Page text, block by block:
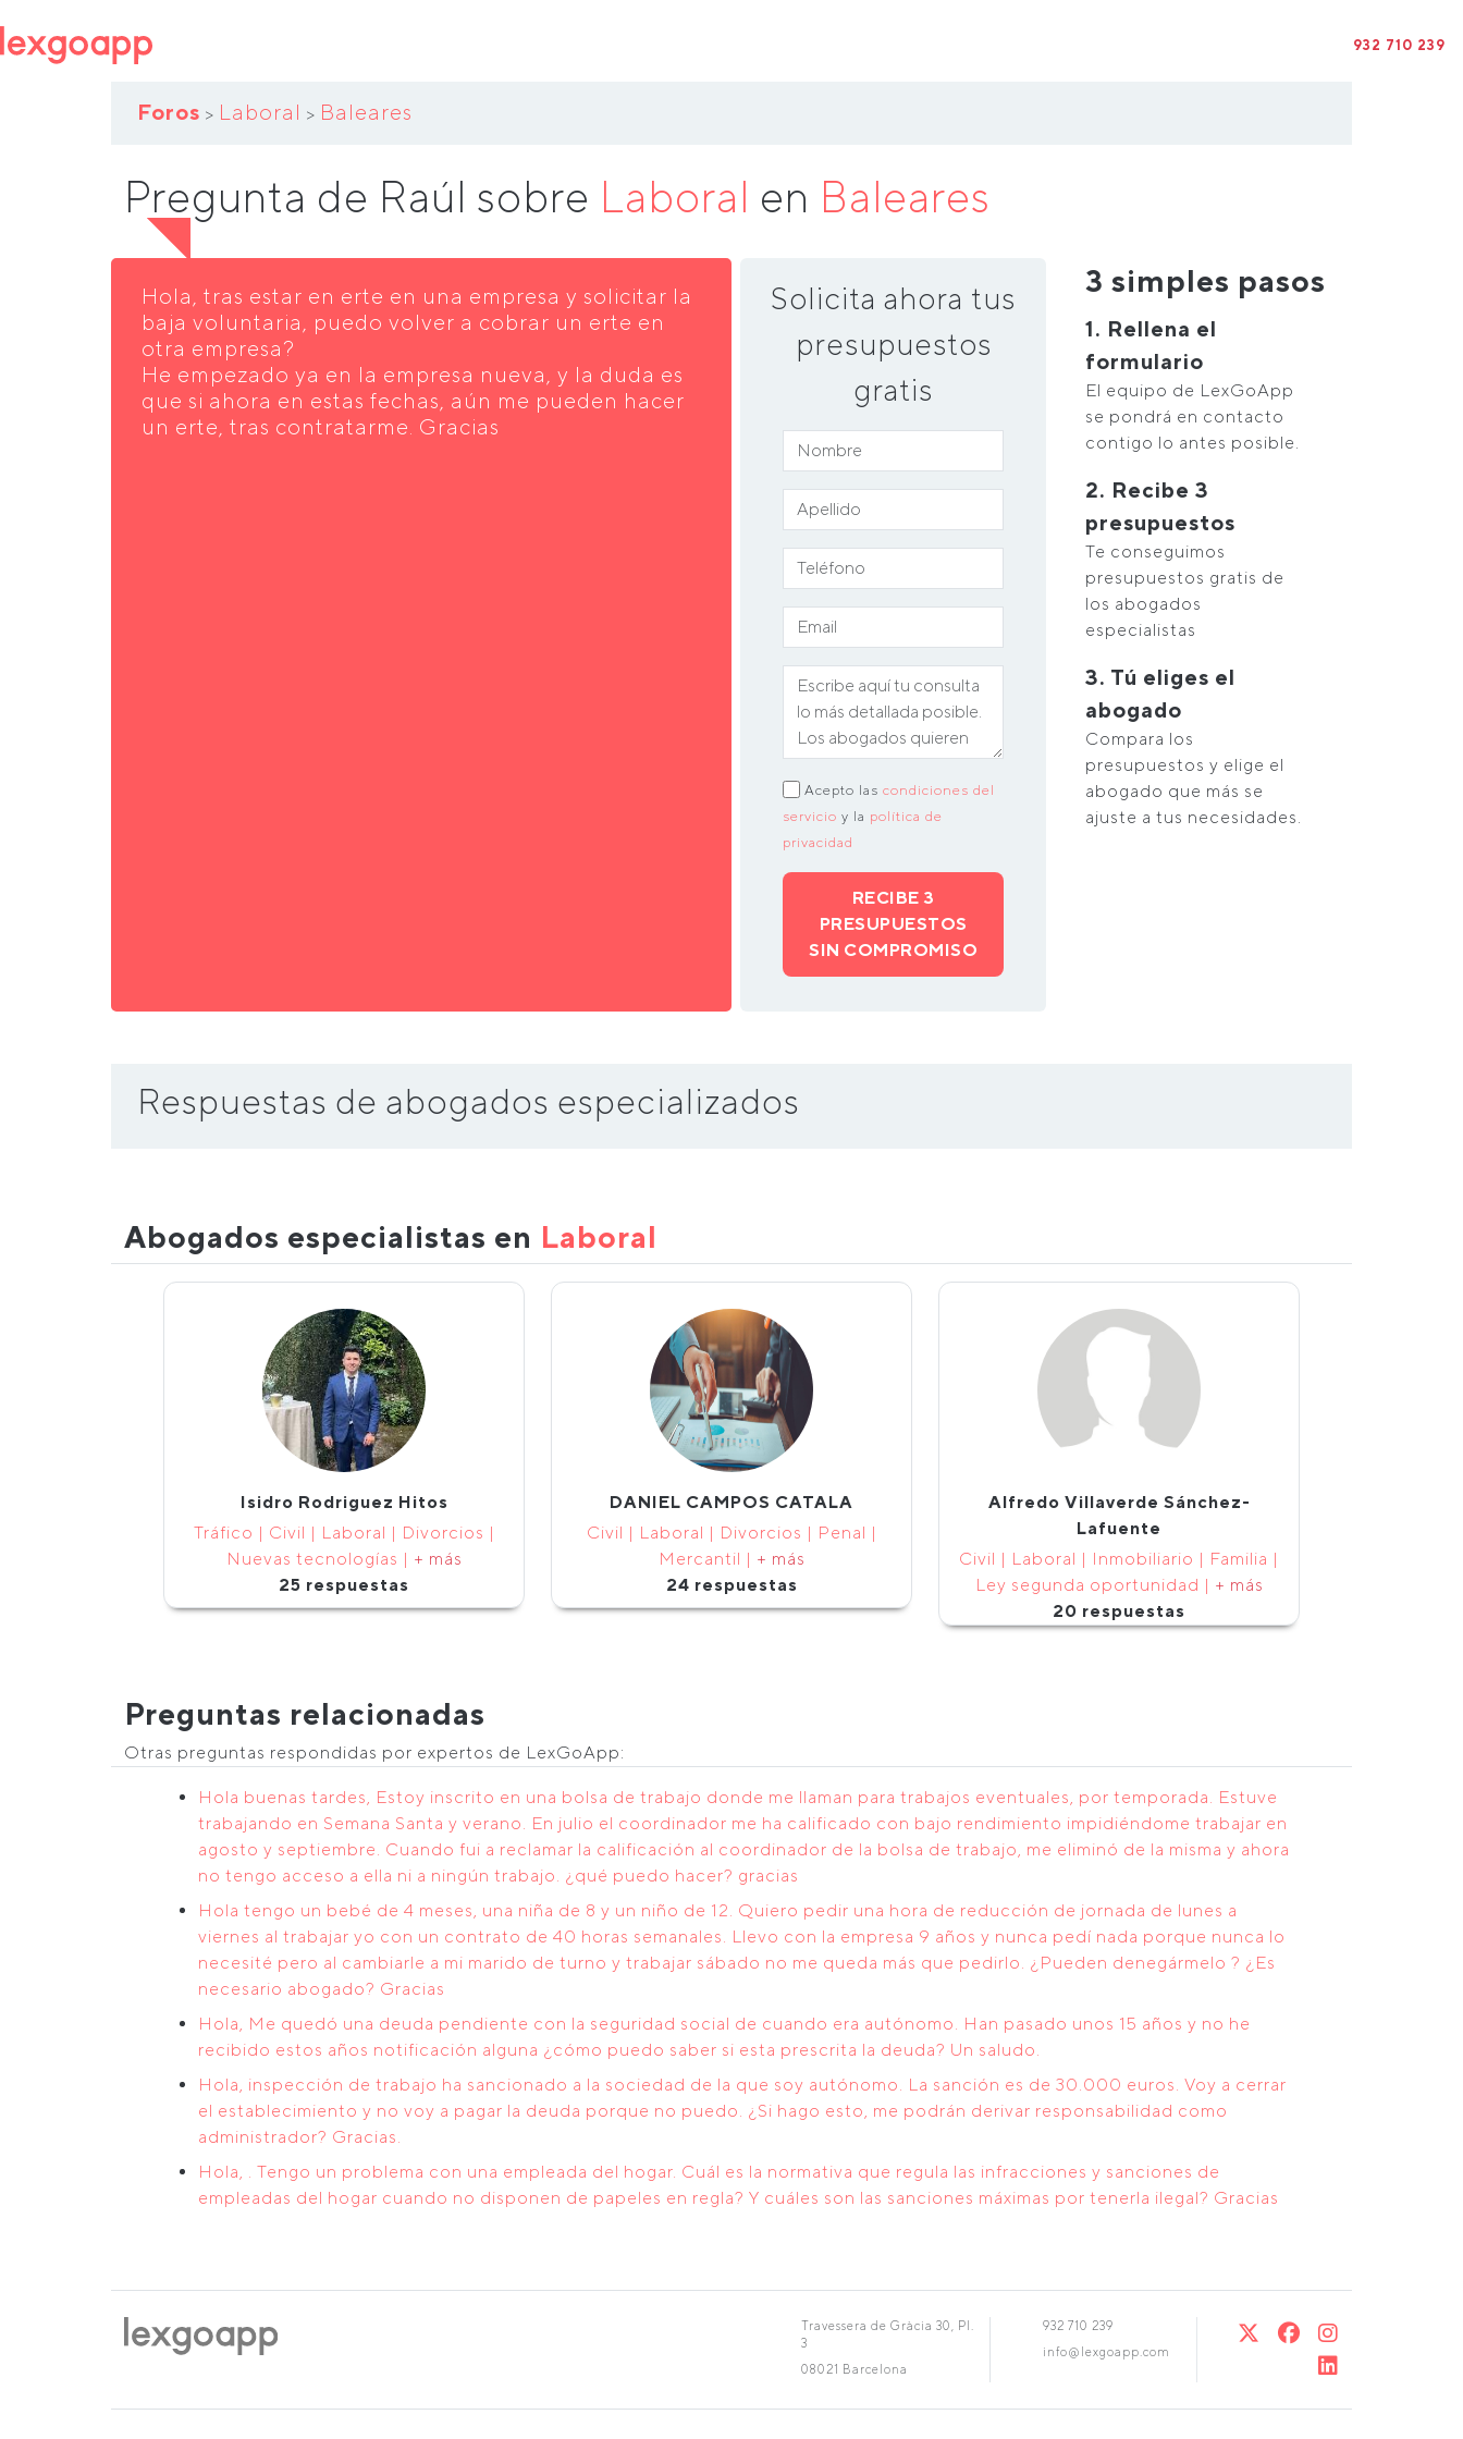
932 710 239
Foros > Laboral > Baleares
Pregunta de Raúl sobre Laboral en Baleares
Hola, tras estar en erte en una empresa y solicitar la
baja voluntaria, puedo volver a cobrar un erte en
otra empresa?
He empezado ya en la empresa nueva, y la duda es
que si ahora en estas fechas, aún me pueden hacer
un erte, tras contratarme. Gracias
Solicita ahora tus
presupuestos
gratis
Acepto las condiciones del
servicio y la política de
privacidad
RECIBE 3
PRESUPUESTOS
SIN COMPROMISO
3 simples pasos
1. Rellena el
formulario
El equipo de LexGoApp
se pondrá en contacto
contigo lo antes posible.
2. Recibe 3
presupuestos
Te conseguimos
presupuestos gratis de
los abogados
especialistas
3. Tú eliges el
abogado
Compara los
presupuestos y elige el
abogado que más se
ajuste a tus necesidades.
Respuestas de abogados especializados
Abogados especialistas en Laboral
Isidro Rodriguez Hitos
Tráfico | Civil | Laboral | Divorcios |
Nuevas tecnologías | + más
25 respuestas
DANIEL CAMPOS CATALA
Civil | Laboral | Divorcios | Penal |
Mercantil | + más
24 respuestas
Alfredo Villaverde Sánchez-
Lafuente
Civil | Laboral | Inmobiliario | Familia |
Ley segunda oportunidad | + más
20 respuestas
Preguntas relacionadas
Otras preguntas respondidas por expertos de LexGoApp:
Hola buenas tardes, Estoy inscrito en una bolsa de trabajo donde me llaman para trabajos eventuales, por temporada. Estuve
trabajando en Semana Santa y verano. En julio el coordinador me ha calificado con bajo rendimiento impidiéndome trabajar en
agosto y septiembre. Cuando fui a reclamar la calificación al coordinador de la bolsa de trabajo, me eliminó de la misma y ahora
no tengo acceso a ella ni a ningún trabajo. ¿qué puedo hacer? gracias
Hola tengo un bebé de 4 meses, una niña de 8 y un niño de 12. Quiero pedir una hora de reducción de jornada de lunes a
viernes al trabajar yo con un contrato de 40 horas semanales. Llevo con la empresa 9 años y nunca pedí nada porque nunca lo
necesité pero al cambiarle a mi marido de turno y trabajar sábado no me queda más que pedirlo. ¿Pueden denegármelo ? ¿Es
necesario abogado? Gracias
Hola, Me quedó una deuda pendiente con la seguridad social de cuando era autónomo. Han pasado unos 15 años y no he
recibido estos años notificación alguna ¿cómo puedo saber si esta prescrita la deuda? Un saludo.
Hola, inspección de trabajo ha sancionado a la sociedad de la que soy autónomo. La sanción es de 30.000 euros. Voy a cerrar
el establecimiento y no voy a pagar la deuda porque no puedo. ¿Si hago esto, me podrán derivar responsabilidad como
administrador? Gracias.
Hola, . Tengo un problema con una empleada del hogar. Cuál es la normativa que regula las infracciones y sanciones de
empleadas del hogar cuando no disponen de papeles en regla? Y cuáles son las sanciones máximas por tenerla ilegal? Gracias
Travessera de Gràcia 30, Pl.
3
08021 Barcelona
932 710 239
info@lexgoapp.com